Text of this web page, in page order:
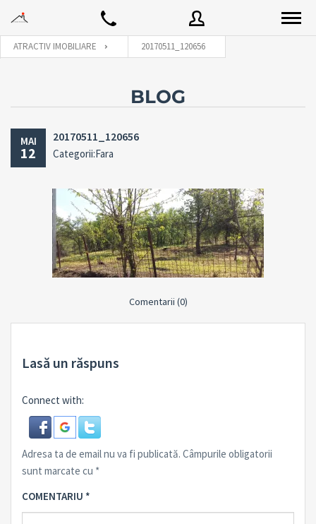
Parola
Connect with:
Ai uitat
parola? LOGARE
ATRACTIV IMOBILIARE 20170511_120656
BLOG
MAI
12
20170511_120656
Categorii:Fara
Comentarii (0)
Lasă un răspuns
Connect with:
Adresa ta de email nu va fi publicată. Câmpurile obligatorii
sunt marcate cu *
COMENTARIU *